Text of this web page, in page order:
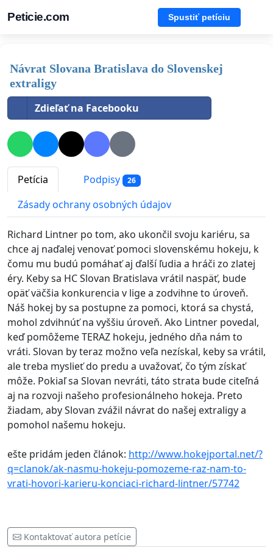
Peticie.com Spustiť petíciu
Návrat Slovana Bratislava do Slovenskej
extraligy
Zdieľať na Facebooku
Petícia Podpisy 26
Zásady ochrany osobných údajov
Richard Lintner po tom, ako ukončil svoju kariéru, sa
chce aj naďalej venovať pomoci slovenskému hokeju, k
čomu mu budú pomáhať aj ďalší ľudia a hráči zo zlatej
éry. Keby sa HC Slovan Bratislava vrátil naspäť, bude
opäť väčšia konkurencia v lige a zodvihne to úroveň.
Náš hokej by sa postupne za pomoci, ktorá sa chystá,
mohol zdvihnúť na vyššiu úroveň. Ako Lintner povedal,
keď pomôžeme TERAZ hokeju, jedného dňa nám to
vráti. Slovan by teraz možno veľa nezískal, keby sa vrátil,
ale treba myslieť do predu a uvažovať, čo tým získať
môže. Pokiaľ sa Slovan nevráti, táto strata bude citeľná
aj na rozvoji našeho profesionálneho hokeja. Preto
žiadam, aby Slovan zvážil návrat do našej extraligy a
pomohol našemu hokeju.
ešte pridám jeden článok: http://www.hokejportal.net/?
q=clanok/ak-nasmu-hokeju-pomozeme-raz-nam-to-
vrati-hovori-karieru-konciaci-richard-lintner/57742
Kontaktovať autora petície